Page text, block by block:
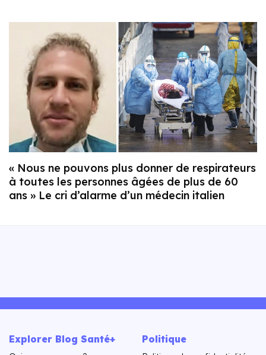
« Nous ne pouvons plus donner de respirateurs
à toutes les personnes âgées de plus de 60
ans » Le cri d’alarme d’un médecin italien
Explorer Blog Santé+ Politique